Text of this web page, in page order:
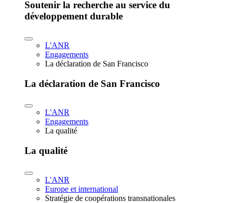
Soutenir la recherche au service du
développement durable
L'ANR
Engagements
La déclaration de San Francisco
La déclaration de San Francisco
L'ANR
Engagements
La qualité
La qualité
L'ANR
Europe et international
Stratégie de coopérations transnationales